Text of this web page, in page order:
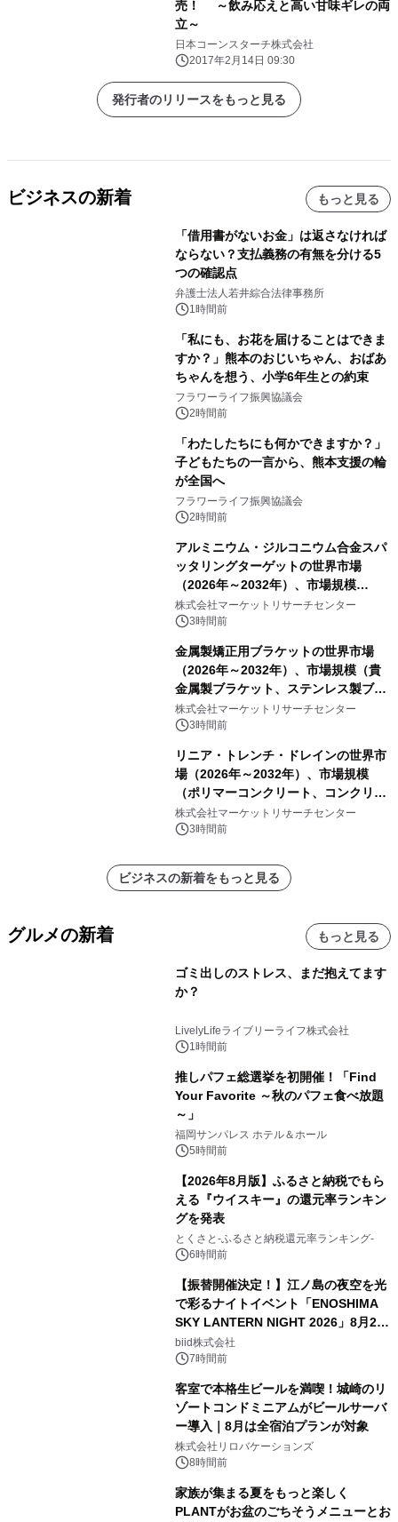
売！ ～飲み応えと高い甘味ギレの両
立～
日本コーンスターチ株式会社
2017年2月14日 09:30
発行者のリリースをもっと見る
ビジネスの新着 もっと見る
「借用書がないお金」は返さなければ
ならない？支払義務の有無を分ける5
つの確認点
弁護士法人若井綜合法律事務所
1時間前
「私にも、お花を届けることはできま
すか？」熊本のおじいちゃん、おばあ
ちゃんを想う、小学6年生との約束
フラワーライフ振興協議会
2時間前
「わたしたちにも何かできますか？」
子どもたちの一言から、熊本支援の輪
が全国へ
フラワーライフ振興協議会
2時間前
アルミニウム・ジルコニウム合金スパ
ッタリングターゲットの世界市場
（2026年～2032年）、市場規模
（0.995、0.999、その他）・分析レポ
ートを発表
株式会社マーケットリサーチセンター
3時間前
金属製矯正用ブラケットの世界市場
（2026年～2032年）、市場規模（貴
金属製ブラケット、ステンレス製ブラ
ケット、純チタン製ブラケット）・分
析レポートを発表
株式会社マーケットリサーチセンター
3時間前
リニア・トレンチ・ドレインの世界市
場（2026年～2032年）、市場規模
（ポリマーコンクリート、コンクリー
ト、プラスチック、金属）・分析レポ
ートを発表
株式会社マーケットリサーチセンター
3時間前
ビジネスの新着をもっと見る
グルメの新着 もっと見る
ゴミ出しのストレス、まだ抱えてます
か？
LivelyLifeライブリーライフ株式会社
1時間前
推しパフェ総選挙を初開催！「Find
Your Favorite ～秋のパフェ食べ放題
～」
福岡サンパレス ホテル＆ホール
5時間前
【2026年8月版】ふるさと納税でもら
える『ウイスキー』の還元率ランキン
グを発表
とくさと-ふるさと納税還元率ランキング-
6時間前
【振替開催決定！】江ノ島の夜空を光
で彩るナイトイベント「ENOSHIMA
SKY LANTERN NIGHT 2026」8月22
日(土)振替開催＆受付スタート！
biid株式会社
7時間前
客室で本格生ビールを満喫！城崎のリ
ゾートコンドミニアムがビールサーバ
ー導入｜8月は全宿泊プランが対象
株式会社リロバケーションズ
8時間前
家族が集まる夏をもっと楽しく
PLANTがお盆のごちそうメニューとお